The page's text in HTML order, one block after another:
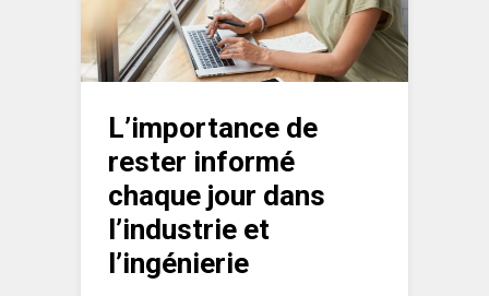
L’importance de
rester informé
chaque jour dans
l’industrie et
l’ingénierie